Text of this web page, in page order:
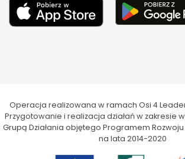
Operacja realizowana w ramach Osi 4
Przygotowanie i realizacja działań w zakresie
Grupą Działania objętego Programem
na lata 2014-2020